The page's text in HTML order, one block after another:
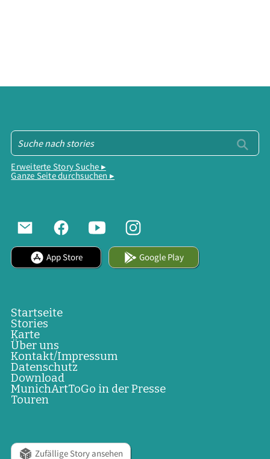
Erweiterte Story Suche ▸
Ganze Seite durchsuchen ▸
App Store Google Play
Startseite
Stories
Karte
Über uns
Kontakt/Impressum
Datenschutz
Download
MunichArtToGo in der Presse
Touren
Zufällige Story ansehen